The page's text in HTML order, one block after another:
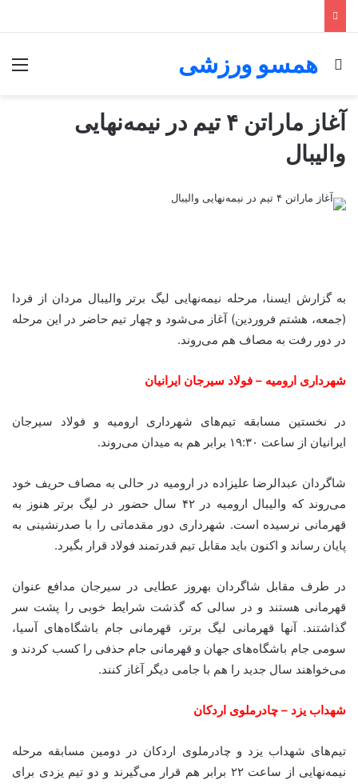
همسو ورزشی
جستجو برای
آغاز ماراتن ۴ تیم در نیمه‌نهایی
والیبال
به گزارش ایسنا، مرحله نیمه‌نهایی لیگ برتر والیبال مردان از فردا
(جمعه، هشتم فروردین) آغاز می‌شود و چهار تیم حاضر در این مرحله
در دور رفت به مصاف هم می‌روند.
شهرداری ارومیه – فولاد سیرجان ایرانیان
در نخستین مسابقه تیم‌های شهرداری ارومیه و فولاد سیرجان
ایرانیان از ساعت ۱۹:۳۰ برابر هم به میدان می‌روند.
شاگردان عبدالرضا علیزاده در ارومیه در حالی به مصاف حریف خود
می‌روند که والیبال ارومیه در ۴۲ سال حضور در لیگ برتر هنوز به
قهرمانی نرسیده‌ است. شهرداری دور مقدماتی را با صدرنشینی به
پایان رساند و اکنون باید مقابل تیم قدرتمند فولاد قرار بگیرد.
در طرف مقابل شاگردان بهروز عطایی در سیرجان مدافع عنوان
قهرمانی هستند و در سالی که گذشت شرایط خوبی را پشت سر
گذاشتند. آنها قهرمانی لیگ برتر، قهرمانی جام باشگاه‌های آسیا،
سومی جام باشگاه‌های جهان و قهرمانی جام حذفی را کسب کردند و
می‌خواهند سال جدید را هم با جامی دیگر آغاز کنند.
شهداب یزد – چادرملوی اردکان
تیم‌های شهداب یزد و چادرملوی اردکان در دومین مسابقه مرحله
نیمه‌نهایی از ساعت ۲۲ برابر هم قرار می‌گیرند و دو تیم یزدی برای